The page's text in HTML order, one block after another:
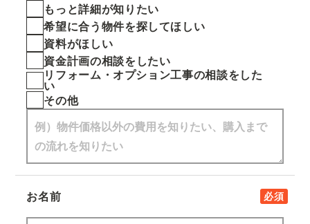
もっと詳細が知りたい
希望に合う物件を探してほしい
資料がほしい
資金計画の相談をしたい
リフォーム・オプション工事の相談をした
い
その他
お名前 必須